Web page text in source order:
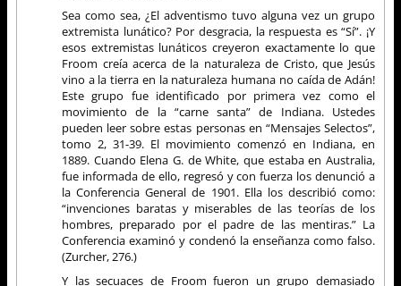
Sea como sea, ¿El adventismo tuvo alguna vez un grupo
extremista lunático? Por desgracia, la respuesta es “Sí”. ¡Y
esos extremistas lunáticos creyeron exactamente lo que
Froom creía acerca de la naturaleza de Cristo, que Jesús
vino a la tierra en la naturaleza humana no caída de Adán!
Este grupo fue identificado por primera vez como el
movimiento de la “carne santa” de Indiana. Ustedes
pueden leer sobre estas personas en “Mensajes Selectos”,
tomo 2, 31-39. El movimiento comenzó en Indiana, en
1889. Cuando Elena G. de White, que estaba en Australia,
fue informada de ello, regresó y con fuerza los denunció a
la Conferencia General de 1901. Ella los describió como:
“invenciones baratas y miserables de las teorías de los
hombres, preparado por el padre de las mentiras.” La
Conferencia examinó y condenó la enseñanza como falso.
(Zurcher, 276.)
Y las secuaces de Froom fueron un grupo demasiado